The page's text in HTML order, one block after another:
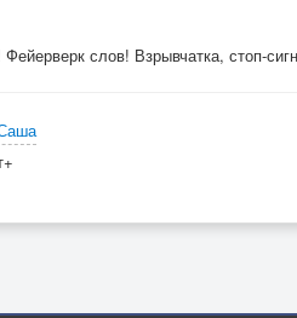
слов! Взрывчатка, стоп-